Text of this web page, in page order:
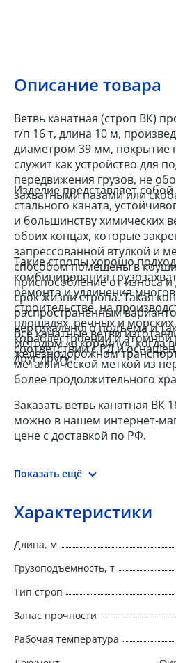
Описание товара
Ветвь канатная (строп ВК)
г/п 16 т, длина 10 м,
диаметром 39 мм, покрытие
служит как устройство для
передвижения грузов, не
захватными пазами или
Изделие представляет
стального каната,
и большинству химических
обоих концах, которые
запрессованной втулкой и
способом помещены в
приспособление от износа
срок жизни стропа. Такая
распространенным
вертикального подъема и
методом «в корзину», когда
друг другу.
Такие стропы хорошо
комбинирования
ремонта и удлинения
строительстве, на
площадях, речных и морских
кораблестроении и
железнодорожном
Все канатные ветви
соответствии с РД и
металлической меткой из
более продолжительного
Заказать ветвь канатная ВК
можно в нашем интернет-
цене с доставкой по РФ.
Показать ещё
Характеристики
Длина, м
Грузоподъемность, т
Тип строп
Запас прочности
Рабочая температура